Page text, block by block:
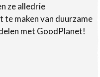
ze alledrie
te maken van duurzame
met GoodPlanet!